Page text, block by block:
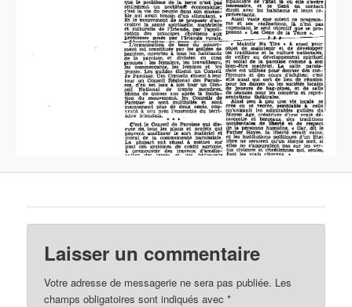
Laisser un commentaire
Votre adresse de messagerie ne sera pas publiée. Les
champs obligatoires sont indiqués avec*